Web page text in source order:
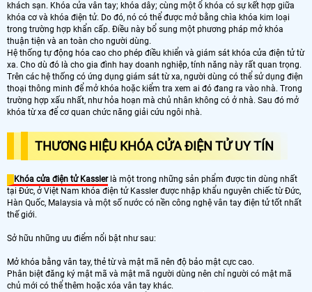
khách sạn. Khóa cửa vân tay; khóa dây; cùng một ổ khóa có sự kết hợp giữa
khóa cơ và khóa điện tử. Do đó, nó có thể được mở bằng chìa khóa kim loại
trong trường hợp khẩn cấp. Điều này bổ sung một phương pháp mở khóa
thuận tiện và an toàn cho người dùng.
Hệ thống tự động hóa cao cho phép điều khiển và giám sát khóa cửa điện tử từ
xa. Cho dù đó là cho gia đình hay doanh nghiệp, tính năng này rất quan trọng.
Trên các hệ thống có ứng dụng giám sát từ xa, người dùng có thể sử dụng điện
thoại thông minh để mở khóa hoặc kiểm tra xem ai đó đang ra vào nhà. Trong
trường hợp xấu nhất, như hỏa hoạn mà chủ nhân không có ở nhà. Sau đó mở
khóa từ xa để cơ quan chức năng giải cứu ngôi nhà.
THƯƠNG HIỆU KHÓA CỬA ĐIỆN TỬ UY TÍN
Khóa cửa điện tử Kasslerlà một trong những sản phẩm được tin dùng nhất
tại Đức, ở Việt Nam khóa điện tử Kassler được nhập khẩu nguyên chiếc từ Đức,
Hàn Quốc, Malaysia và một số nước có nền công nghệ vân tay điện tử tốt nhất
thế giới.
Sở hữu những ưu điểm nổi bật như sau:
Mở khóa bằng vân tay, thẻ từ và mật mã nên độ bảo mật cực cao.
Phân biệt đăng ký mật mã và mật mã người dùng nên chỉ người có mật mã
chủ mới có thể thêm hoặc xóa vân tay khác.